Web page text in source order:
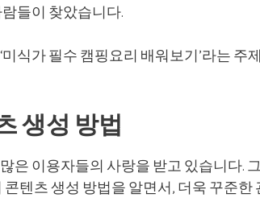
들이 찾았습니다.
식가 필수 캠핑요리 배워보기’라는 주
생성 방법
은 이용자들의 사랑을 받고 있습니다.
텐츠 생성 방법을 알면서, 더욱 꾸준한